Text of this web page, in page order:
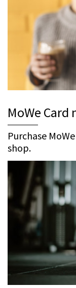
MoWe Card
Purchase
shop.